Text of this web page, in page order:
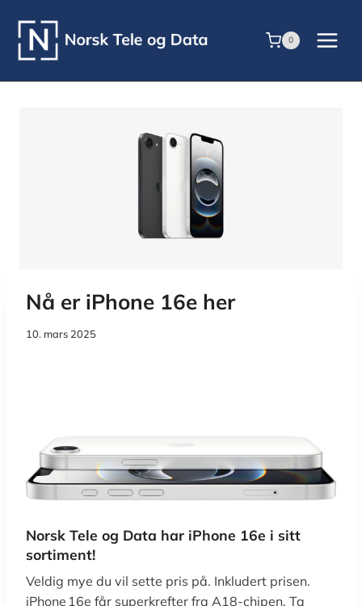
content
0
Nå er iPhone 16e her
10. mars 2025
Norsk Tele og Data har iPhone 16e i sitt
sortiment!
Veldig mye du vil sette pris på. Inkludert prisen.
iPhone 16e får superkrefter fra A18-chipen. Ta